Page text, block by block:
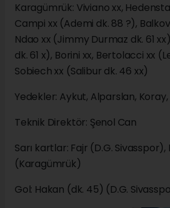
Karagümrük: Viviano xx,
Campi xx (Ademi dk. 88 ?),
Ndao xx (Jimmy Durmaz dk. 61
dk. 61 x), Borini xx, Bertolacci xx
Sobiech xx (Salibur dk. 46 xx)
Yedekler: Aykut, Alparslan,
Teknik Direktör: Şenol Can
Sarı kartlar: Fajr (D.G. Sivasspor),
(Karagümrük)
Gol: Hakan (dk. 45) (D.G.